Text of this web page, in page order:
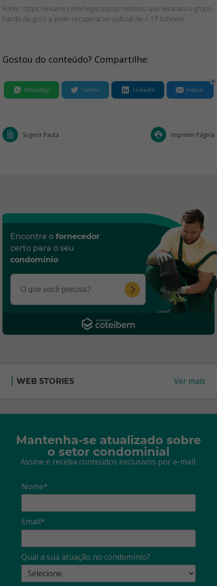
Fonte: https://exame.com/negocios/os-motivos-que-levaram-o-grupo-
handz-da-gocil-a-pedir-recuperacao-judicial-de-r-17-bilhoes/
Gostou do conteúdo? Compartilhe:
WhatsApp Twitter LinkedIn Indicar
0
Sugerir Pauta Imprimir Página
Encontre o fornecedor
certo para o seu
condomínio
WEB STORIES Ver mais
Mantenha-se atualizado sobre
o setor condominial
Assine e receba conteúdos exclusivos por e-mail:
Nome*
Email*
Qual a sua atuação no condomínio?